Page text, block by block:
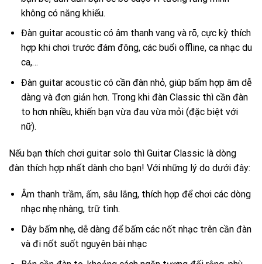
không có năng khiếu.
Đàn guitar acoustic có âm thanh vang và rõ, cực kỳ thích
hợp khi chơi trước đám đông, các buổi offline, ca nhạc du
ca,…
Đàn guitar acoustic có cần đàn nhỏ, giúp bấm hợp âm dễ
dàng và đơn giản hơn. Trong khi đàn Classic thì cần đàn
to hơn nhiều, khiến bạn vừa đau vừa mỏi (đặc biệt với
nữ).
Nếu bạn thích chơi guitar solo thì Guitar Classic là dòng
đàn thích hợp nhất dành cho bạn! Với những lý do dưới đây:
Âm thanh trầm, ấm, sâu lắng, thích hợp để chơi các dòng
nhạc nhẹ nhàng, trữ tình.
Dây bấm nhẹ, dễ dàng để bấm các nốt nhạc trên cần đàn
và đi nốt suốt nguyên bài nhạc